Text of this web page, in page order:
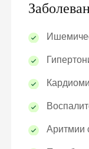
Аритмии